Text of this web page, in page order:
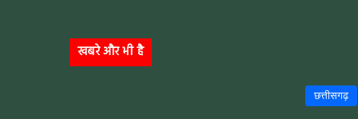
खबरे और भी है
छत्तीसगढ़